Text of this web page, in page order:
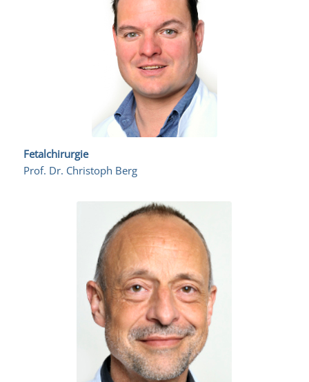
Fetalchirurgie
Prof. Dr. Christoph Berg